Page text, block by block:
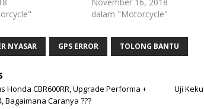
dalam "Motorcycle"
NYASAR GPS ERROR TOLONG BANTU
Honda CBR600RR, Upgrade Performa +
Bagaimana Caranya ???
Uji